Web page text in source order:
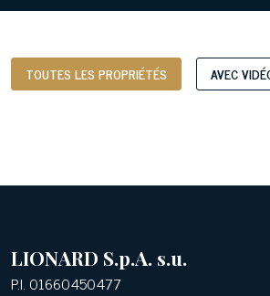
TOUTES LES PROPRIÉTÉS AVEC
LIONARD S.p.A. s.u.
P.I. 01660450477